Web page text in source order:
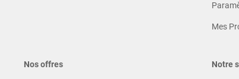
Mes
Nos offres Notre